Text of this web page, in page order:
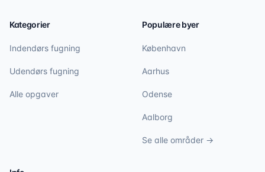
Kategorier
Indendørs fugning
Udendørs fugning
Alle opgaver
Populære byer
København
Aarhus
Odense
Aalborg
Se alle områder →